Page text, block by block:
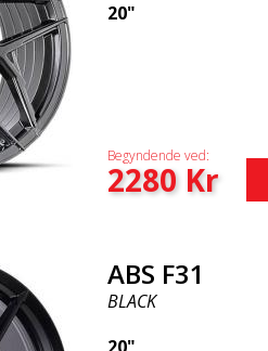
20"
Begyndende ved:
2280Kr
ABS F31
BLACK